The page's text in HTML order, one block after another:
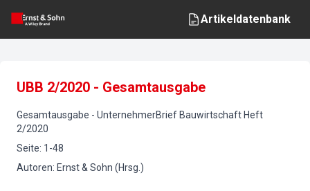
Artikeldatenbank
UBB 2/2020 - Gesamtausgabe
Gesamtausgabe - UnternehmerBrief Bauwirtschaft Heft
2/2020
Seite: 1-48
Autoren: Ernst & Sohn (Hrsg.)